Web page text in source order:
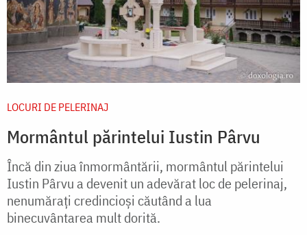
LOCURI DE PELERINAJ
Mormântul părintelui Iustin Pârvu
Încă din ziua înmormântării, mormântul părintelui
Iustin Pârvu a devenit un adevărat loc de pelerinaj,
nenumăraţi credincioşi căutând a lua
binecuvântarea mult dorită.